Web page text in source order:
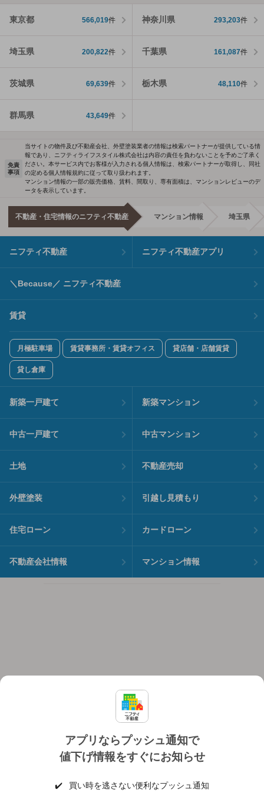
東京都 566,019件 神奈川県 293,203件
埼玉県 200,822件 千葉県 161,087件
茨城県 69,639件 栃木県 48,110件
群馬県 43,649件
アプリならプッシュ通知で
値下げ情報をすぐにお知らせ
✔️
買い時を逃さない便利なプッシュ通知
免責
事項
当サイトの物件及び不動産会社、外壁塗装業者の情報は検索パートナーが提供している情
報であり、ニフティライフスタイル株式会社は内容の責任を負わないことを予めご了承く
ださい。本サービス内でお客様が入力される個人情報は、検索パートナーが取得し、同社
の定める個人情報規約に従って取り扱われます。
マンション情報の一部の販売価格、賃料、間取り、専有面積は、マンションレビューのデ
ータを表示しています。
不動産・住宅情報のニフティ不動産 マンション情報 埼玉県
ニフティ不動産 ニフティ不動産アプリ
＼Because／ ニフティ不動産
賃貸
月極駐車場 賃貸事務所・賃貸オフィス 貸店舗・店舗賃貸
貸し倉庫
新築一戸建て 新築マンション
中古一戸建て 中古マンション
土地 不動産売却
外壁塗装 引越し見積もり
住宅ローン カードローン
不動産会社情報 マンション情報
個人情報保護ポリシー 利用規約
ヘルプ・お問い合わせ 採用情報